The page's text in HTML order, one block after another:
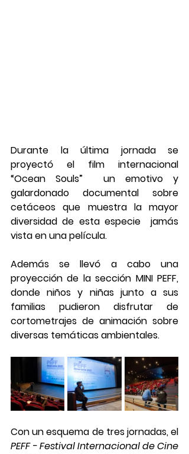
Durante la última jornada se
proyectó el film internacional
“Ocean Souls”  un emotivo y
galardonado documental sobre
cetáceos que muestra la mayor
diversidad de esta especie  jamás
vista en una película.
Además se llevó a cabo una
proyección de la sección MINI PEFF,
donde niños y niñas junto a sus
familias pudieron disfrutar de
cortometrajes de animación sobre
diversas temáticas ambientales.
PEFF - Festival Internacional de Cine